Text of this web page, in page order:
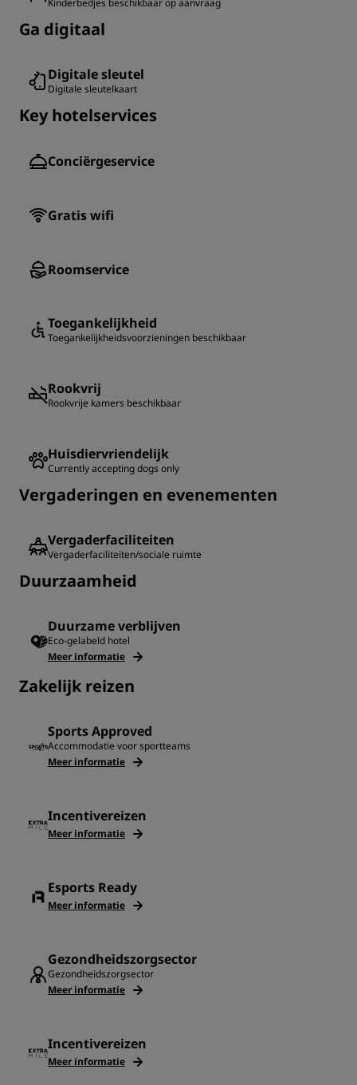
Kinderbedjes beschikbaar op aanvraag
Ga digitaal
Digitale sleutel
Digitale sleutelkaart
Key hotelservices
Conciërgeservice
Gratis wifi
Roomservice
Toegankelijkheid
Toegankelijkheidsvoorzieningen beschikbaar
Rookvrij
Rookvrije kamers beschikbaar
Huisdiervriendelijk
Currently accepting dogs only
Vergaderingen en evenementen
Vergaderfaciliteiten
Vergaderfaciliteiten/sociale ruimte
Duurzaamheid
Duurzame verblijven
Eco-gelabeld hotel
Meer informatie
‌Zakelijk reizen
Sports Approved
Accommodatie voor sportteams
Meer informatie
Incentivereizen
Meer informatie
Esports Ready
Meer informatie
‌Gezondheidszorgsector
‌Gezondheidszorgsector
Meer informatie
Incentivereizen
Meer informatie